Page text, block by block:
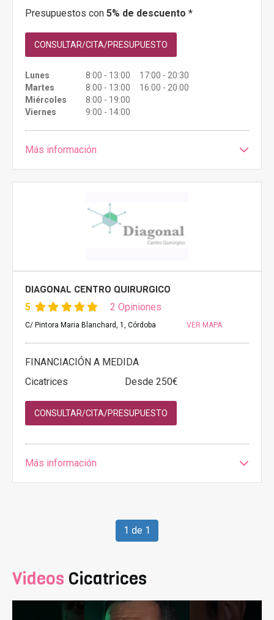
Presupuestos con 5% de descuento *
CONSULTAR/CITA/PRESUPUESTO
Lunes
8:00 - 13:00 17:00 - 20:30
Martes
8:00 - 13:00 16:00 - 20:00
Miércoles
8:00 - 19:00
Viernes
9:00 - 14:00
Más información
DIAGONAL CENTRO QUIRURGICO
5 2 Opiniones
C/ Pintora Maria Blanchard, 1, Córdoba VER MAPA
FINANCIACIÓN A MEDIDA
Cicatrices
Desde 250€
CONSULTAR/CITA/PRESUPUESTO
Más información
1 de 1
Videos Cicatrices